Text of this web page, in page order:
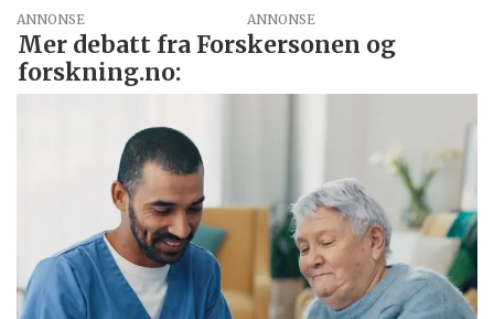
ANNONSE
Mer debatt fra Forskersonen og
forskning.no: